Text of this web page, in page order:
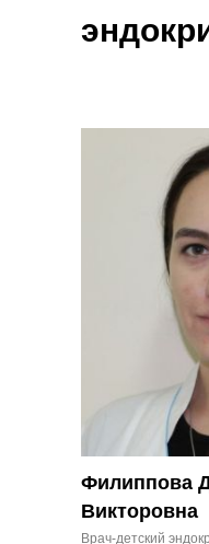
Врач-детский
Филиппова
Викторовна